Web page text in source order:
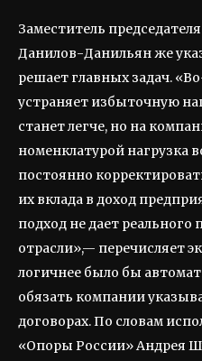
Заместитель
Данилов-Данильян же
решает главных задач.
устраняет избыточную
станет легче, но на
номенклатурой нагрузка
постоянно
их вклада в доход
подход не дает реального
отрасли»,— перечисляет
логичнее было бы
обязать компании
договорах. По словам
«Опоры России» Андрея